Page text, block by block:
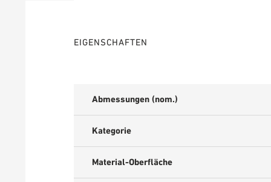
EIGENSCHAFTEN
Abmessungen (nom.)
Kategorie
Material-Oberfläche